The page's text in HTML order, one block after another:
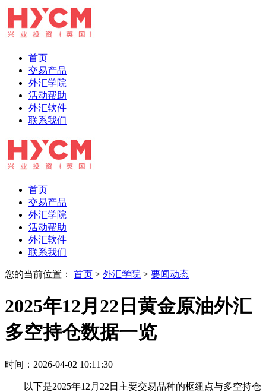
首页
交易产品
外汇学院
活动帮助
外汇软件
联系我们
首页
交易产品
外汇学院
活动帮助
外汇软件
联系我们
您的当前位置： 首页 > 外汇学院 > 要闻动态
2025年12月22日黄金原油外汇
多空持仓数据一览
时间：2026-04-02 10:11:30
以下是2025年12月22日主要交易品种的枢纽点与多空持仓